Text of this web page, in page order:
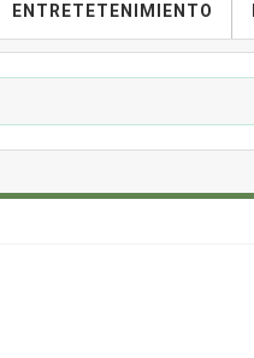
ENTRETETENIMIENTO